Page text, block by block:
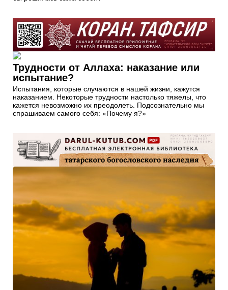
Трудности от Аллаха: наказание или
испытание?
Испытания, которые случаются в нашей жизни, кажутся
наказанием. Некоторые трудности настолько тяжелы, что
кажется невозможно их преодолеть. Подсознательно мы
спрашиваем самого себя: «Почему я?»